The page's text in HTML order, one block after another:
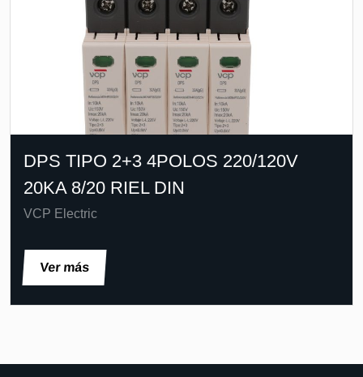
DPS TIPO 2+3 4POLOS 220/120V
20KA 8/20 RIEL DIN
VCP Electric
Ver más